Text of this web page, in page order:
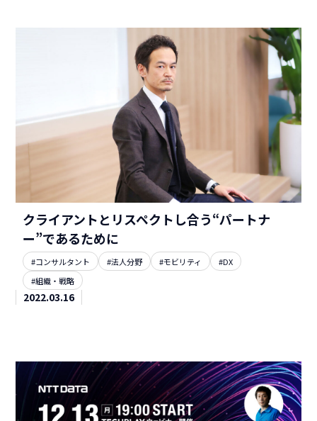
クライアントとリスペクトし合う“パートナ
ー”であるために
#コンサルタント #法人分野 #モビリティ
#DX
#組織・戦略
2022.03.16